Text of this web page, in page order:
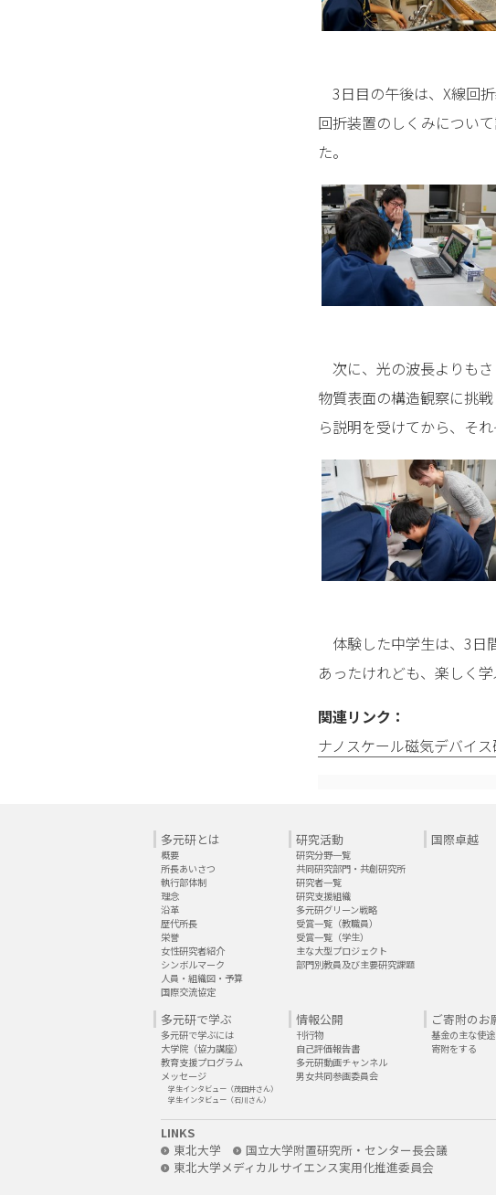
3日目の午後は、X線回
回折装置のしくみについ
た。
次に、光の波長よりもさ
物質表面の構造観察に挑
ら説明を受けてから、そ
体験した中学生は、3日
あったけれども、楽しく
関連リンク：
ナノスケール磁気デバイス
多元研とは
概要
所長あいさつ
執行部体制
理念
沿革
歴代所長
栄誉
女性研究者紹介
シンボルマーク
人員・組織図・予算
国際交流協定
研究活動
研究分野一覧
共同研究部門・共創研究所
研究者一覧
研究支援組織
多元研グリーン戦略
受賞一覧（教職員）
受賞一覧（学生）
主な大型プロジェクト
部門別教員及び主要研究課題
国際卓越
多元研で学ぶ
多元研で学ぶには
大学院（協力講座）
教育支援プログラム
メッセージ
学生インタビュー（茂田井さん）
学生インタビュー（石川さん）
情報公開
刊行物
自己評価報告書
多元研動画チャンネル
男女共同参画委員会
ご寄附のお
基金の主な使途
寄附をする
LINKS
東北大学
国立大学附置研究所・センター長会議
東北大学メディカルサイエンス実用化推進委員会